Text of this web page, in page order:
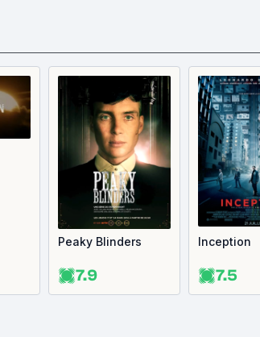
Peaky Blinders
7.9
Inception
7.5